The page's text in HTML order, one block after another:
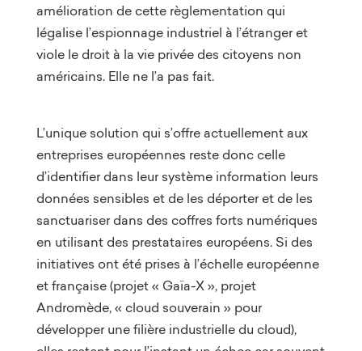
amélioration de cette règlementation qui
légalise l’espionnage industriel à l’étranger et
viole le droit à la vie privée des citoyens non
américains. Elle ne l’a pas fait.
L’unique solution qui s’offre actuellement aux
entreprises européennes reste donc celle
d’identifier dans leur système information leurs
données sensibles et de les déporter et de les
sanctuariser dans des coffres forts numériques
en utilisant des prestataires européens. Si des
initiatives ont été prises à l’échelle européenne
et française (projet « Gaïa-X », projet
Andromède, « cloud souverain » pour
développer une filière industrielle du cloud),